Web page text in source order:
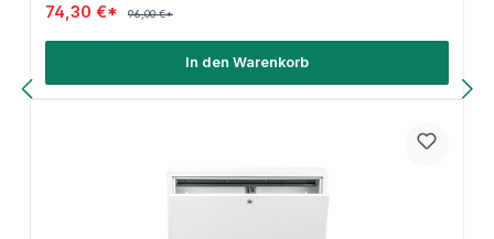
74,30 €* 96,00 €*
In den Warenkorb